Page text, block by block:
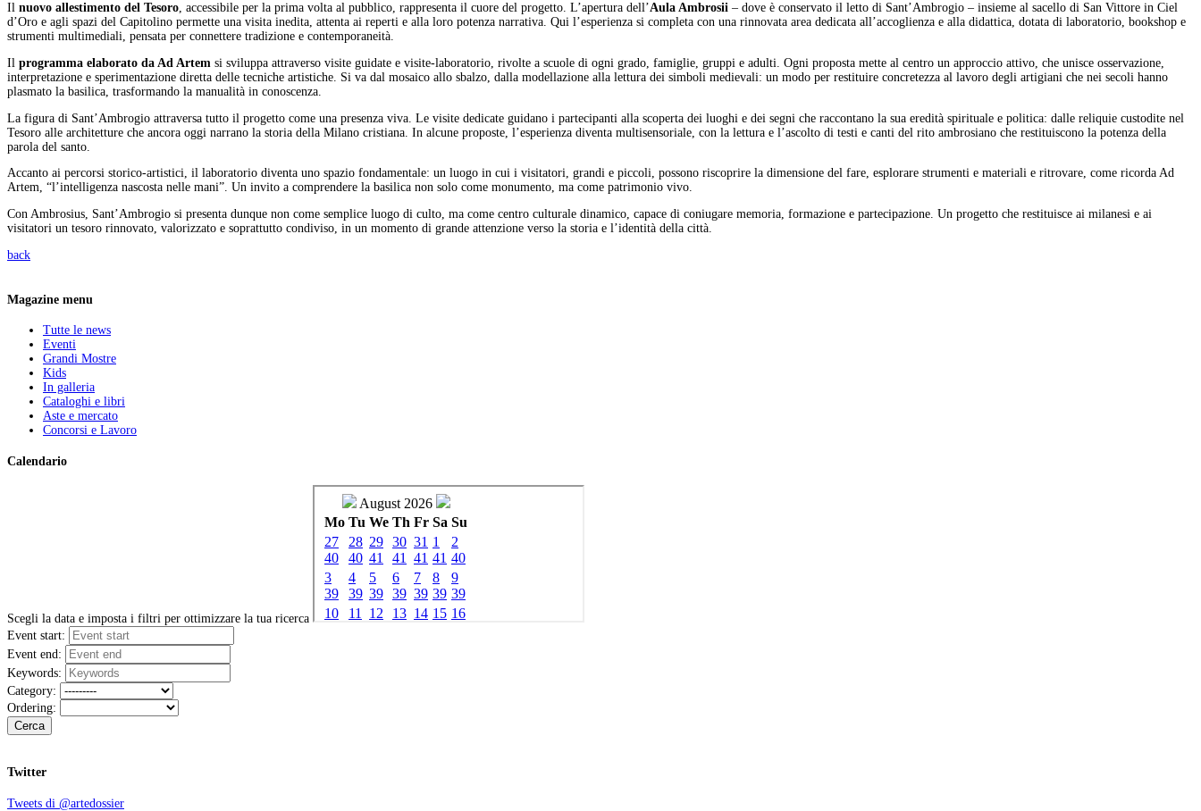
Il nuovo allestimento del Tesoro, accessibile per la prima volta al pubblico, rappresenta il cuore del progetto. L’apertura dell’Aula Ambrosii – dove è conservato il letto di Sant’Ambrogio – insieme al sacello di San Vittore in Ciel
d’Oro e agli spazi del Capitolino permette una visita inedita, attenta ai reperti e alla loro potenza narrativa. Qui l’esperienza si completa con una rinnovata area dedicata all’accoglienza e alla didattica, dotata di laboratorio, bookshop e
strumenti multimediali, pensata per connettere tradizione e contemporaneità.
Il programma elaborato da Ad Artem si sviluppa attraverso visite guidate e visite-laboratorio, rivolte a scuole di ogni grado, famiglie, gruppi e adulti. Ogni proposta mette al centro un approccio attivo, che unisce osservazione,
interpretazione e sperimentazione diretta delle tecniche artistiche. Si va dal mosaico allo sbalzo, dalla modellazione alla lettura dei simboli medievali: un modo per restituire concretezza al lavoro degli artigiani che nei secoli hanno
plasmato la basilica, trasformando la manualità in conoscenza.
La figura di Sant’Ambrogio attraversa tutto il progetto come una presenza viva. Le visite dedicate guidano i partecipanti alla scoperta dei luoghi e dei segni che raccontano la sua eredità spirituale e politica: dalle reliquie custodite nel
Tesoro alle architetture che ancora oggi narrano la storia della Milano cristiana. In alcune proposte, l’esperienza diventa multisensoriale, con la lettura e l’ascolto di testi e canti del rito ambrosiano che restituiscono la potenza della
parola del santo.
Accanto ai percorsi storico-artistici, il laboratorio diventa uno spazio fondamentale: un luogo in cui i visitatori, grandi e piccoli, possono riscoprire la dimensione del fare, esplorare strumenti e materiali e ritrovare, come ricorda Ad
Artem, “l’intelligenza nascosta nelle mani”. Un invito a comprendere la basilica non solo come monumento, ma come patrimonio vivo.
Con Ambrosius, Sant’Ambrogio si presenta dunque non come semplice luogo di culto, ma come centro culturale dinamico, capace di coniugare memoria, formazione e partecipazione. Un progetto che restituisce ai milanesi e ai
visitatori un tesoro rinnovato, valorizzato e soprattutto condiviso, in un momento di grande attenzione verso la storia e l’identità della città.
back
Magazine menu
Tutte le news
Eventi
Grandi Mostre
Kids
In galleria
Cataloghi e libri
Aste e mercato
Concorsi e Lavoro
Calendario
Scegli la data e imposta i filtri per ottimizzare la tua ricerca
Event start:
Event end:
Keywords:
Category:
Ordering:
Cerca
Twitter
Tweets di @artedossier